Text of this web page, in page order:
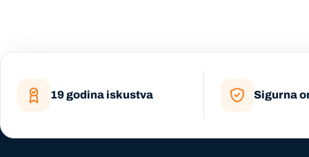
19 godina iskustva Sigurna